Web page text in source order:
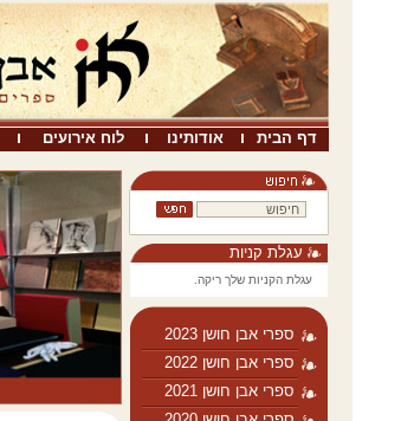
דף הבית אודותינו לוח אירועים
עגלת קניות
עגלת הקניות שלך ריקה.
ספרי אבן חושן 2023
ספרי אבן חושן 2022
ספרי אבן חושן 2021